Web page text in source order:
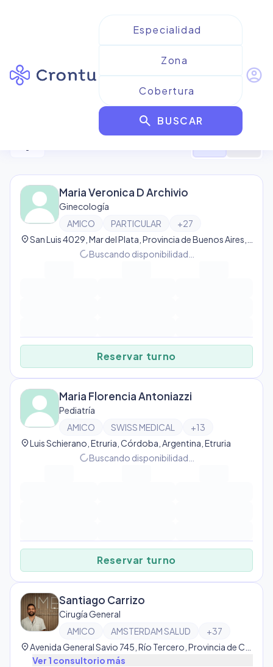
search BUSCAR
account_circle
Resultados paraAMICO
filter_alt
Maria Veronica D Archivio
Ginecología
AMICO
PARTICULAR +27
location_on
progress_activityBuscando disponibilidad…
Reservar turno
Maria Florencia Antoniazzi
Pediatría
AMICO
SWISS MEDICAL +13
location_onLuis Schierano, Etruria, Córdoba, Argentina, Etruria
progress_activityBuscando disponibilidad…
Reservar turno
Santiago Carrizo
Cirugía General
AMICO
AMSTERDAM SALUD +37
location_on
Ver 1 consultorio más